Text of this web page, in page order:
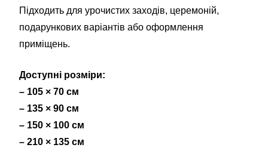
Підходить для урочистих заходів, церемоній,
подарункових варіантів або оформлення
приміщень.
Доступні розміри:
– 105 × 70 см
– 135 × 90 см
– 150 × 100 см
– 210 × 135 см